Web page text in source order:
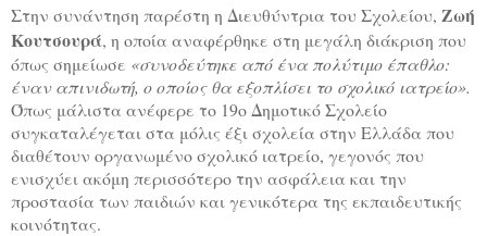
Στην συνάντηση παρέστη η Διευθύντρια του Σχολείου, Ζωή
Κουτσουρά, η οποία αναφέρθηκε στη μεγάλη διάκριση που
όπως σημείωσε «συνοδεύτηκε από ένα πολύτιμο έπαθλο:
έναν απινιδωτή, ο οποίος θα εξοπλίσει το σχολικό ιατρείο».
Όπως μάλιστα ανέφερε το 19ο Δημοτικό Σχολείο
συγκαταλέγεται στα μόλις έξι σχολεία στην Ελλάδα που
διαθέτουν οργανωμένο σχολικό ιατρείο, γεγονός που
ενισχύει ακόμη περισσότερο την ασφάλεια και την
προστασία των παιδιών και γενικότερα της εκπαιδευτικής
κοινότητας.